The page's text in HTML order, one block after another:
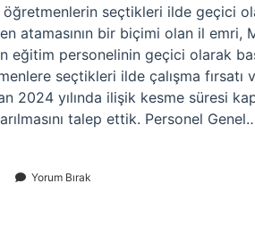
seçtikleri ilde geçici
atamasının bir biçimi olan il emri,
eğitim personelinin geçici olarak
seçtikleri ilde çalışma
2024 yılında ilişik kesme süresi
talep ettik. Personel
Yorum Bırak